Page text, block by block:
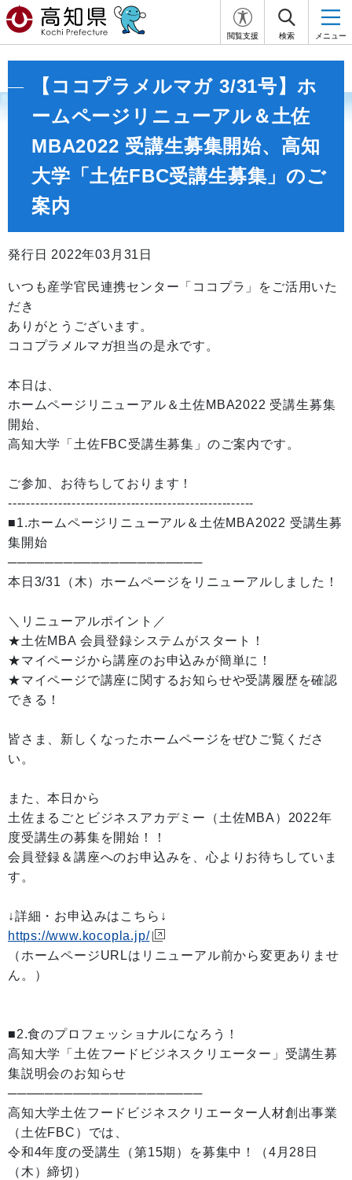
閲覧支援 検索 メニュー
【ココプラメルマガ 3/31号】ホ
ームページリニューアル＆土佐
MBA2022 受講生募集開始、高知
大学「土佐FBC受講生募集」のご
案内
発行日 2022年03月31日
いつも産学官民連携センター「ココプラ」をご活用いた
だき
ありがとうございます。
ココプラメルマガ担当の是永です。
本日は、
ホームページリニューアル＆土佐MBA2022 受講生募集
開始、
高知大学「土佐FBC受講生募集」のご案内です。
ご参加、お待ちしております！
------------------------------------------------------
■1.ホームページリニューアル＆土佐MBA2022 受講生募
集開始
─────────────────────
本日3/31（木）ホームページをリニューアルしました！
＼リニューアルポイント／
★土佐MBA 会員登録システムがスタート！
★マイページから講座のお申込みが簡単に！
★マイページで講座に関するお知らせや受講履歴を確認
できる！
皆さま、新しくなったホームページをぜひご覧くださ
い。
また、本日から
土佐まるごとビジネスアカデミー（土佐MBA）2022年
度受講生の募集を開始！！
会員登録＆講座へのお申込みを、心よりお待ちしていま
す。
↓詳細・お申込みはこちら↓
https://www.kocopla.jp/
（ホームページURLはリニューアル前から変更ありませ
ん。）
■2.食のプロフェッショナルになろう！
高知大学「土佐フードビジネスクリエーター」受講生募
集説明会のお知らせ
─────────────────────
高知大学土佐フードビジネスクリエーター人材創出事業
（土佐FBC）では、
令和4年度の受講生（第15期）を募集中！（4月28日
（木）締切）